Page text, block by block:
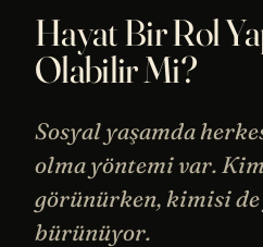
Hayat Bir Rol
Olabilir Mi?
Sosyal yaşamda
olma yöntemi var.
görünürken, kimisi
bürünüyor.